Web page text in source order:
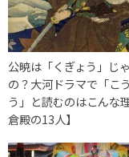
公暁は「くぎょう」じ
の？大河ドラマで「こ
う」と読むのはこんな
倉殿の13人】